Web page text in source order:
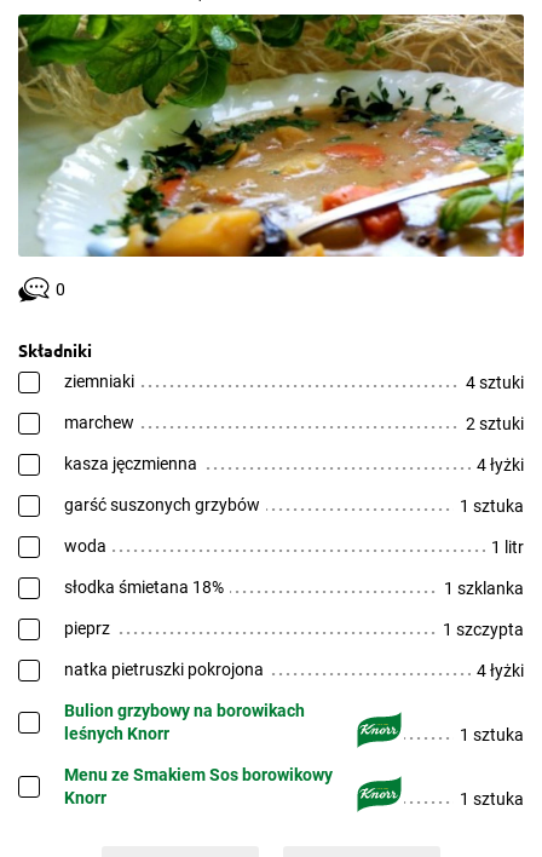
0
Składniki
ziemniaki 4 sztuki
marchew 2 sztuki
kasza jęczmienna 4 łyżki
garść suszonych grzybów 1 sztuka
woda 1 litr
słodka śmietana 18% 1 szklanka
pieprz 1 szczypta
natka pietruszki pokrojona 4 łyżki
Bulion grzybowy na borowikach
leśnych Knorr
1 sztuka
Menu ze Smakiem Sos borowikowy
Knorr
1 sztuka